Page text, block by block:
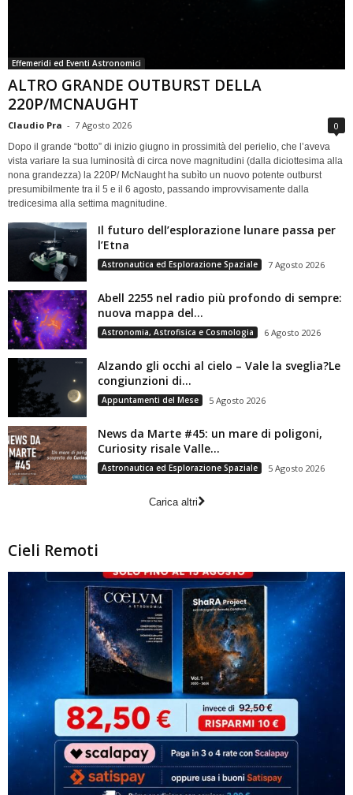
Effemeridi ed Eventi Astronomici
ALTRO GRANDE OUTBURST DELLA
220P/MCNAUGHT
Claudio Pra - 7 Agosto 2026 0
Dopo il grande “botto” di inizio giugno in prossimità del perielio, che l’aveva
vista variare la sua luminosità di circa nove magnitudini (dalla diciottesima alla
nona grandezza) la 220P/ McNaught ha subìto un nuovo potente outburst
presumibilmente tra il 5 e il 6 agosto, passando improvvisamente dalla
tredicesima alla settima magnitudine.
Il futuro dell’esplorazione lunare passa per
l’Etna
Astronautica ed Esplorazione Spaziale 7 Agosto 2026
Abell 2255 nel radio più profondo di sempre:
nuova mappa del...
Astronomia, Astrofisica e Cosmologia 6 Agosto 2026
Alzando gli occhi al cielo – Vale la sveglia?Le
congiunzioni di...
Appuntamenti del Mese 5 Agosto 2026
News da Marte #45: un mare di poligoni,
Curiosity risale Valle...
Astronautica ed Esplorazione Spaziale 5 Agosto 2026
Carica altri
Cieli Remoti